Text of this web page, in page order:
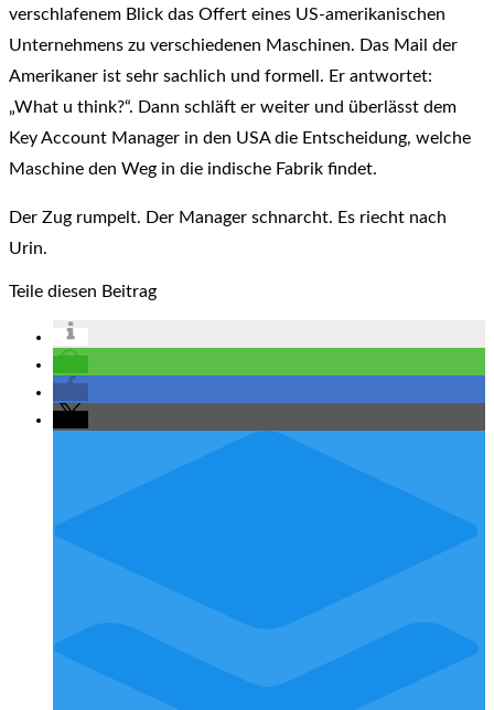
verschlafenem Blick das Offert eines US-amerikanischen
Unternehmens zu verschiedenen Maschinen. Das Mail der
Amerikaner ist sehr sachlich und formell. Er antwortet:
„What u think?“. Dann schläft er weiter und überlässt dem
Key Account Manager in den USA die Entscheidung, welche
Maschine den Weg in die indische Fabrik findet.
Der Zug rumpelt. Der Manager schnarcht. Es riecht nach
Urin.
Teile diesen Beitrag